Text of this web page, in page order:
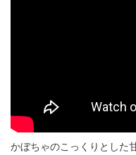
かぼちゃのこっくりとした